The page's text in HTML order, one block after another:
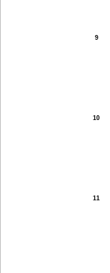
9
10
11